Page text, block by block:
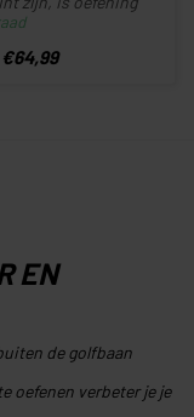
Met de Pu...
€64,99
EN
de golfbaan
oefenen verbeter je je